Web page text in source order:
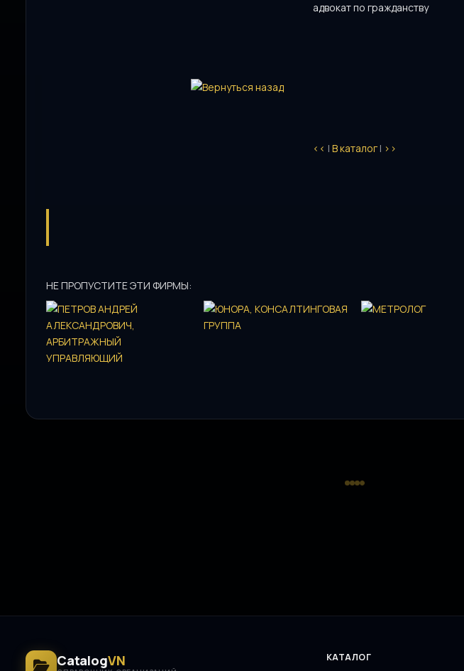
адвокат по гражданству
<< | В каталог | >>
НЕ ПРОПУСТИТЕ ЭТИ ФИРМЫ:
CatalogVN КАТАЛОГ